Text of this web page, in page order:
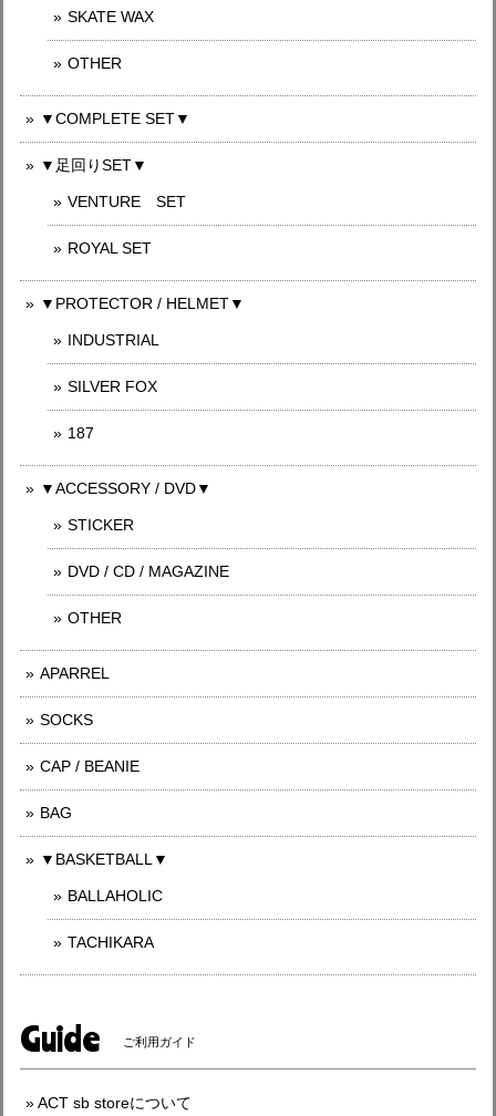
SKATE WAX
OTHER
▼COMPLETE SET▼
▼足回りSET▼
VENTURE SET
ROYAL SET
▼PROTECTOR / HELMET▼
INDUSTRIAL
SILVER FOX
187
▼ACCESSORY / DVD▼
STICKER
DVD / CD / MAGAZINE
OTHER
APARREL
SOCKS
CAP / BEANIE
BAG
▼BASKETBALL▼
BALLAHOLIC
TACHIKARA
Guide ご利用ガイド
ACT sb storeについて